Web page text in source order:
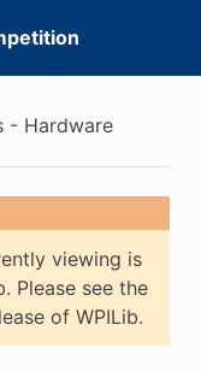
- Hardware
viewing is
Please see the
of WPILib.